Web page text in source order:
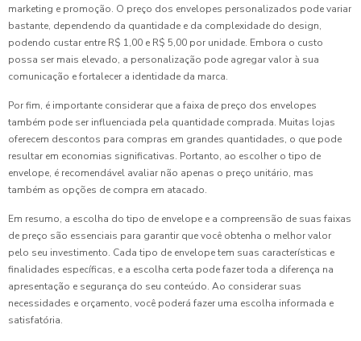
marketing e promoção. O preço dos envelopes personalizados pode variar
bastante, dependendo da quantidade e da complexidade do design,
podendo custar entre R$ 1,00 e R$ 5,00 por unidade. Embora o custo
possa ser mais elevado, a personalização pode agregar valor à sua
comunicação e fortalecer a identidade da marca.
Por fim, é importante considerar que a faixa de preço dos envelopes
também pode ser influenciada pela quantidade comprada. Muitas lojas
oferecem descontos para compras em grandes quantidades, o que pode
resultar em economias significativas. Portanto, ao escolher o tipo de
envelope, é recomendável avaliar não apenas o preço unitário, mas
também as opções de compra em atacado.
Em resumo, a escolha do tipo de envelope e a compreensão de suas faixas
de preço são essenciais para garantir que você obtenha o melhor valor
pelo seu investimento. Cada tipo de envelope tem suas características e
finalidades específicas, e a escolha certa pode fazer toda a diferença na
apresentação e segurança do seu conteúdo. Ao considerar suas
necessidades e orçamento, você poderá fazer uma escolha informada e
satisfatória.